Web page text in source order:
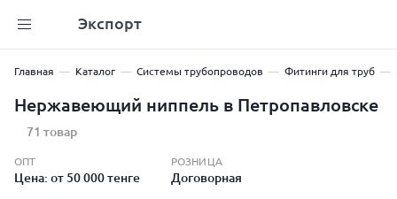
Экспорт
Главная Каталог Системы трубопроводов Фитинги для труб
Нержавеющий ниппель в Петропавловске
71 товар
ОПТ
Цена: от 50 000 тенге
РОЗНИЦА
Договорная